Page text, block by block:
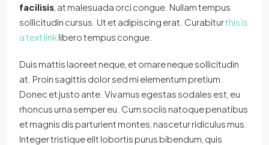
facilisis , at malesuada orci congue. Nullam tempus
sollicitudin cursus. Ut et adipiscing erat. Curabiturthis is
a text link libero tempus congue.
Duis mattis laoreet neque, et ornare neque sollicitudin
at. Proin sagittis dolor sed mi elementum pretium.
Donec et justo ante. Vivamus egestas sodales est, eu
rhoncus urna semper eu. Cum sociis natoque penatibus
et magnis dis parturient montes, nascetur ridiculus mus.
Integer tristique elit lobortis purus bibendum, quis